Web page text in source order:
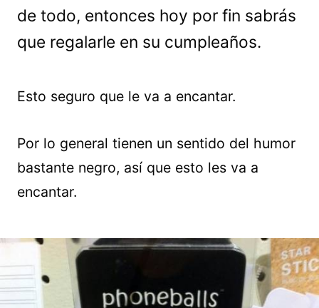
de todo, entonces hoy por fin sabrás
que regalarle en su cumpleaños.
Esto seguro que le va a encantar.
Por lo general tienen un sentido del humor
bastante negro, así que esto les va a
encantar.